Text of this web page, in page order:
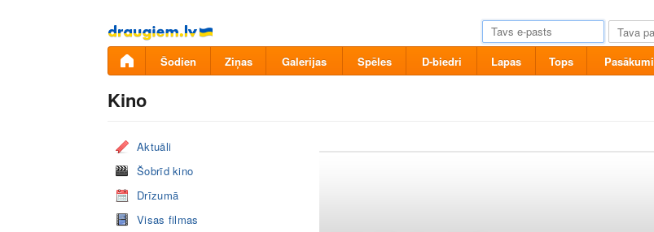
Pāriet
uz
saturu
Šodien Ziņas Galerijas Spēles D-biedri Lapas Tops Pasākumi
Kino
Aktuāli
Šobrīd kino
Drīzumā
Visas filmas